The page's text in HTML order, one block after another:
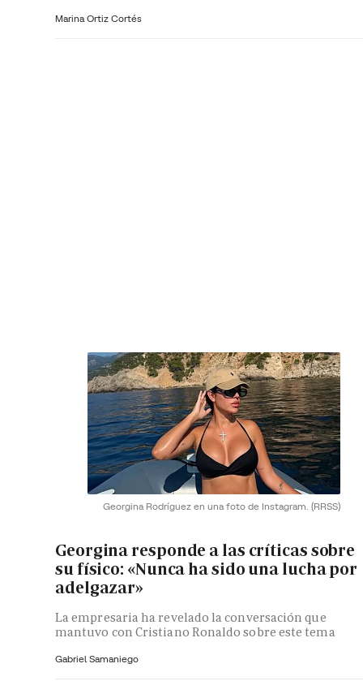
Marina Ortiz Cortés
Georgina Rodríguez en una foto de Instagram. (RRSS)
Georgina responde a las críticas sobre
su físico: «Nunca ha sido una lucha por
adelgazar»
La empresaria ha revelado la conversación que
mantuvo con Cristiano Ronaldo sobre este tema
Gabriel Samaniego